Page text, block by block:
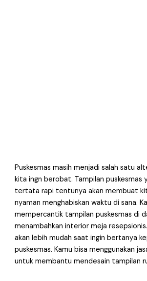
Puskesmas masih menjadi salah satu
kita ingn berobat. Tampilan puskesmas
tertata rapi tentunya akan membuat
nyaman menghabiskan waktu di sana.
mempercantik tampilan puskesmas di
menambahkan interior meja
akan lebih mudah saat ingin bertanya
puskesmas. Kamu bisa menggunakan
untuk membantu mendesain tampilan